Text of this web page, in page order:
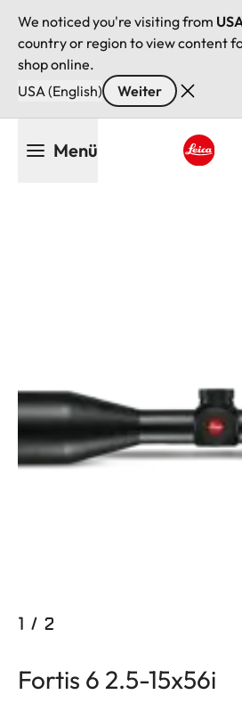
We noticed you're visiting from
country or region to view content
shop online.
USA (English)
Weiter
Menü
1 / 2
Fortis 6 2.5-15x56i